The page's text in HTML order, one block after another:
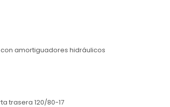
con amortiguadores hidráulicos
trasera 120/80-17